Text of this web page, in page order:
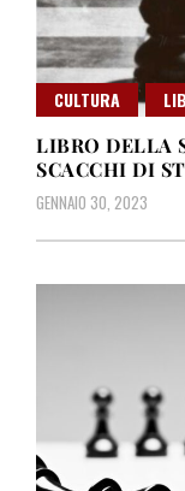
CULTURA
LIBRO DELLA
SCACCHI DI
GENNAIO 30, 2023